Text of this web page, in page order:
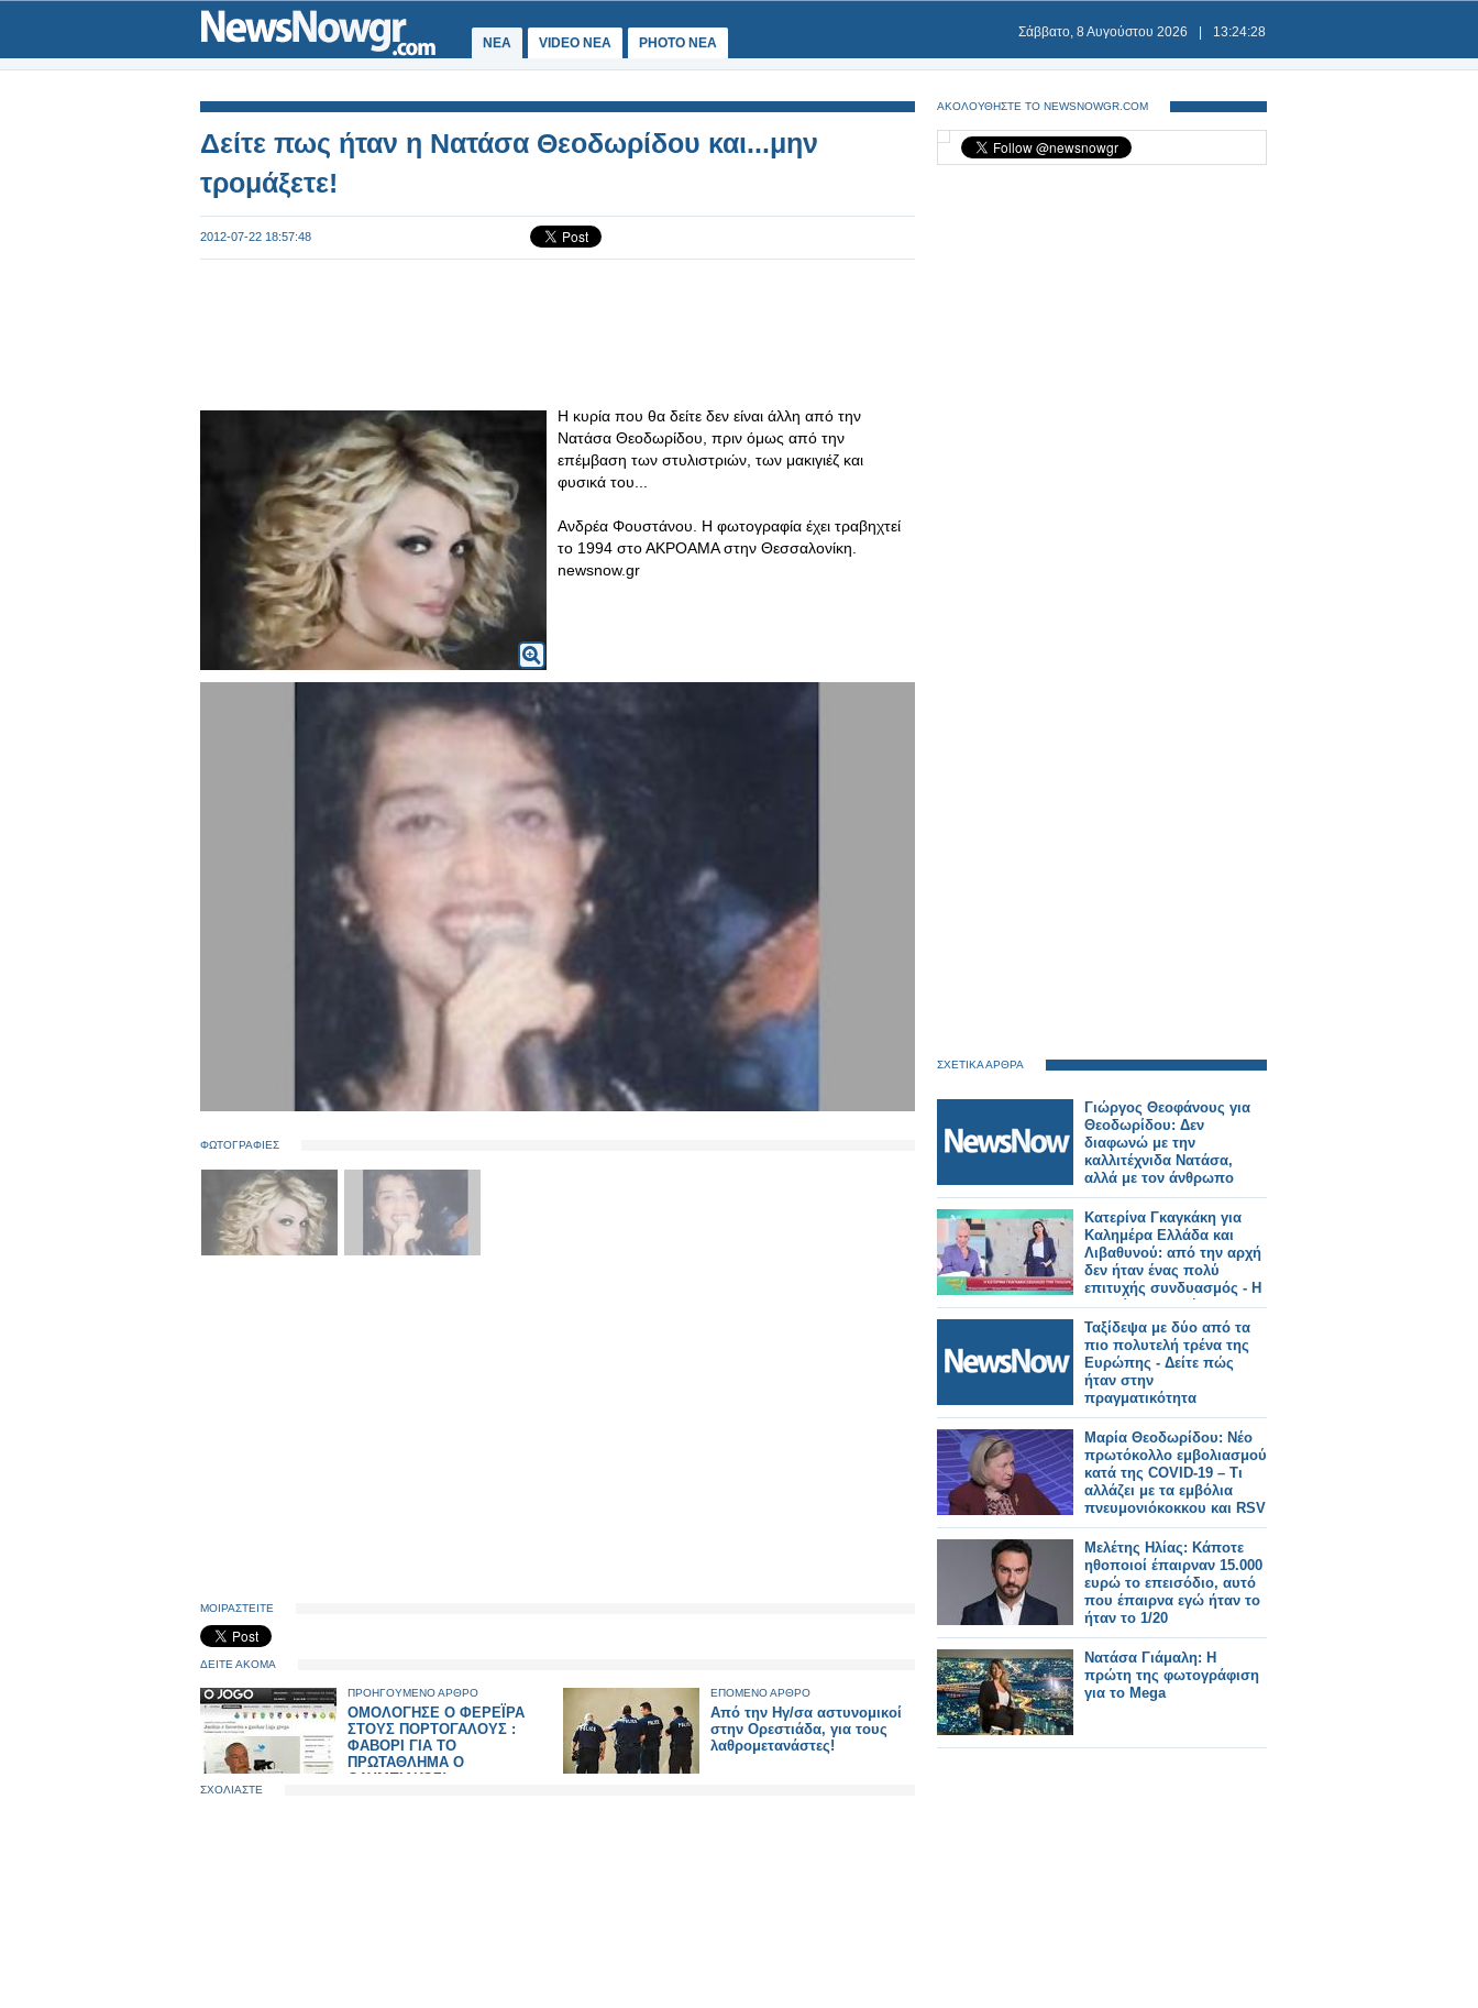
ΝΕΑ VIDEO NEA PHOTO NEA
Σάββατο, 8 Αυγούστου 2026 13:24:29
Δείτε πως ήταν η Νατάσα Θεοδωρίδου και...μην
τρομάξετε!
2012-07-22 18:57:48
Η κυρία που θα δείτε δεν είναι άλλη από την
Νατάσα Θεοδωρίδου, πριν όμως από την
επέμβαση των στυλιστριών, των μακιγιέζ και
φυσικά του...
Ανδρέα Φουστάνου. Η φωτογραφία έχει τραβηχτεί
το 1994 στο ΑΚΡΟΑΜΑ στην Θεσσαλονίκη.
newsnow.gr
ΦΩΤΟΓΡΑΦΙΕΣ
ΜΟΙΡΑΣΤΕΙΤΕ
ΔΕΙΤΕ ΑΚΟΜΑ
ΠΡΟΗΓΟΥΜΕΝΟ ΑΡΘΡΟ
ΟΜΟΛΟΓΗΣΕ Ο ΦΕΡΕΪΡΑ
ΣΤΟΥΣ ΠΟΡΤΟΓΑΛΟΥΣ :
ΦΑΒΟΡΙ ΓΙΑ ΤΟ
ΠΡΩΤΑΘΛΗΜΑ Ο
ΟΛΥΜΠΙΑΚΟΣ!
ΕΠΟΜΕΝΟ ΑΡΘΡΟ
Aπό την Ηγ/σα αστυνομικοί
στην Ορεστιάδα, για τους
λαθρομετανάστες!
ΣΧΟΛΙΑΣΤΕ
ΑΚΟΛΟΥΘΗΣΤΕ ΤΟ NEWSNOWGR.COM
ΣΧΕΤΙΚΑ ΑΡΘΡΑ
Γιώργος Θεοφάνους για
Θεοδωρίδου: Δεν
διαφωνώ με την
καλλιτέχνιδα Νατάσα,
αλλά με τον άνθρωπο
Κατερίνα Γκαγκάκη για
Καλημέρα Ελλάδα και
Λιβαθυνού: από την αρχή
δεν ήταν ένας πολύ
επιτυχής συνδυασμός - Η
Άννα ίσως δεν ήταν
έτοιμη
Ταξίδεψα με δύο από τα
πιο πολυτελή τρένα της
Ευρώπης - Δείτε πώς
ήταν στην
πραγματικότητα
Μαρία Θεοδωρίδου: Νέο
πρωτόκολλο εμβολιασμού
κατά της COVID-19 – Τι
αλλάζει με τα εμβόλια
πνευμονιόκοκκου και RSV
Μελέτης Ηλίας: Κάποτε
ηθοποιοί έπαιρναν 15.000
ευρώ το επεισόδιο, αυτό
που έπαιρνα εγώ ήταν το
ήταν το 1/20
Νατάσα Γιάμαλη: Η
πρώτη της φωτογράφιση
για το Mega